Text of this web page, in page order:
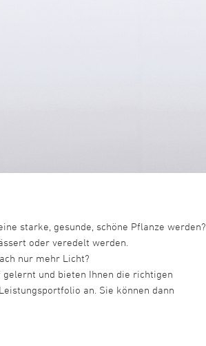
starke, gesunde, schöne Pflanze werden?
oder veredelt werden.
nur mehr Licht?
und bieten Ihnen die richtigen
an. Sie können dann